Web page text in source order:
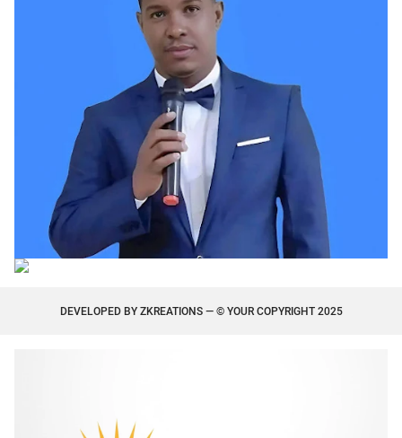
DEVELOPED BY ZKREATIONS— © YOUR COPYRIGHT 2025